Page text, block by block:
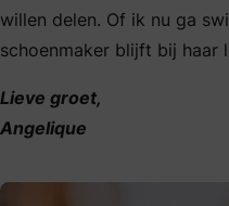
willen delen. Of ik nu ga
schoenmaker blijft bij haar
Lieve groet,
Angelique